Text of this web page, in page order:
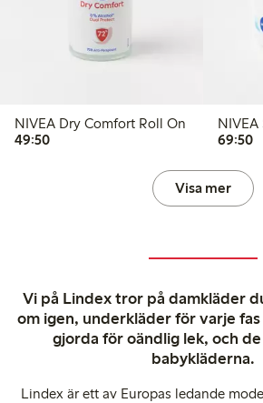
NIVEA Dry Comfort Roll On
49:5049,50 kr
69:50
Visa mer
Vi på Lindex tror på damkläder
om igen, underkläder för varje
gjorda för oändlig lek, och
babykläderna.
Lindex är ett av Europas ledande